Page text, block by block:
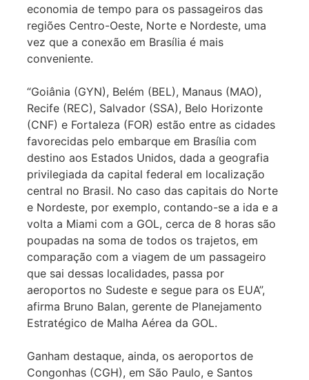
economia de tempo para os passageiros das
regiões Centro-Oeste, Norte e Nordeste, uma
vez que a conexão em Brasília é mais
conveniente.
“Goiânia (GYN), Belém (BEL), Manaus (MAO),
Recife (REC), Salvador (SSA), Belo Horizonte
(CNF) e Fortaleza (FOR) estão entre as cidades
favorecidas pelo embarque em Brasília com
destino aos Estados Unidos, dada a geografia
privilegiada da capital federal em localização
central no Brasil. No caso das capitais do Norte
e Nordeste, por exemplo, contando-se a ida e a
volta a Miami com a GOL, cerca de 8 horas são
poupadas na soma de todos os trajetos, em
comparação com a viagem de um passageiro
que sai dessas localidades, passa por
aeroportos no Sudeste e segue para os EUA”,
afirma Bruno Balan, gerente de Planejamento
Estratégico de Malha Aérea da GOL.
Ganham destaque, ainda, os aeroportos de
Congonhas (CGH), em São Paulo, e Santos